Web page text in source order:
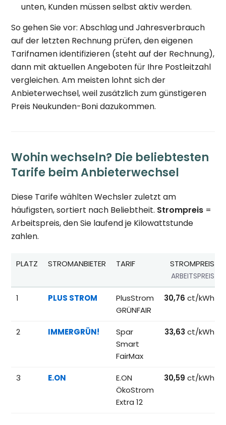
unten, Kunden müssen selbst aktiv werden.
So gehen Sie vor: Abschlag und Jahresverbrauch
auf der letzten Rechnung prüfen, den eigenen
Tarifnamen identifizieren (steht auf der Rechnung),
dann mit aktuellen Angeboten für Ihre Postleitzahl
vergleichen. Am meisten lohnt sich der
Anbieterwechsel, weil zusätzlich zum günstigeren
Preis Neukunden-Boni dazukommen.
Wohin wechseln? Die beliebtesten
Tarife beim Anbieterwechsel
Diese Tarife wählten Wechsler zuletzt am
häufigsten, sortiert nach Beliebtheit. Strompreis =
Arbeitspreis, den Sie laufend je Kilowattstunde
zahlen.
Beliebteste Tarife beim Anbieterwechsel;
PLATZ STROMANBIETER TARIF STROMPREIS
ARBEITSPREIS
1 PLUS STROM
PlusStrom
GRÜNFAIR
30,76 ct/kWh
2 IMMERGRÜN!
Spar
Smart
FairMax
33,63 ct/kWh
3 E.ON
E.ON
ÖkoStrom
Extra 12
30,59 ct/kWh